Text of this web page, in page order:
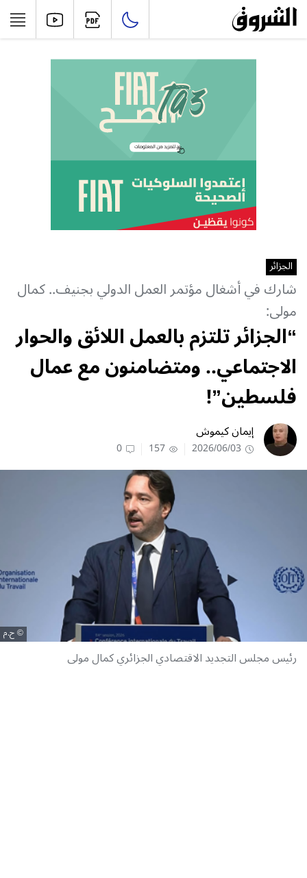
الجزائر
شارك في أشغال مؤتمر العمل الدولي بجنيف.. كمال
مولى:
“الجزائر تلتزم بالعمل اللائق والحوار
الاجتماعي.. ومتضامنون مع عمال
فلسطين”!
إيمان كيموش
2026/06/03
157
0
ح.م
رئيس مجلس التجديد الاقتصادي الجزائري كمال مولى